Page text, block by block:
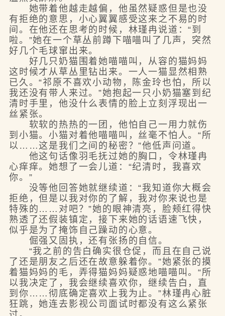
她带着他越走越偏，他虽然疑惑但是也没
有拒绝的意思，小心翼翼感受这来之不易的时
间。在他还在思考的时候，林瑾冉说道：“到
啦。”她在一个草丛前蹲下喵喵叫了几声，突然
好几个毛球窜出来。
好几只奶猫围着她喵喵叫，从容的猫妈妈
这时候才从草丛里钻出来。一人一猫显然相熟
已久。“祁原不喜欢小动物，陈金玲也怕，所以
我还没有带人来过。”她抱起一只小奶猫塞到纪
清时手里，他没什么表情的脸上立刻浮现出一
丝紧张。
软软的热热的一团，他怕自己一用力就伤
到小猫。小猫对着他喵喵叫，丝毫不怕人。“所
以……这是我们之间的秘密？”他低声问道。
他这句话像羽毛抚过她的胸口，令林瑾冉
心痒痒。她想了一会儿道：“纪清时，我喜欢
你。”
没等他回答她就继续道：“我知道你大概会
拒绝，但是以我对你的了解，我对你来说也是
特殊的……对吧？”她的眼神清亮，脸颊红得快
熟透了还假装镇定，接下来她的话语速飞快，
似乎是为了掩饰自己躁动的心意。
倔强又固执，还有张扬的自信。
“我之前的告白确实很仓促，而且在自己说
了还是朋友之后还在故意躲着你。”她紧张的摸
着猫妈妈的毛，弄得猫妈妈疑惑地喵喵叫。“所
以我决定了，我会继续喜欢你，继续告白，直
到你……彻底确定喜欢上我为止。”林瑾冉心脏
狂跳，她连去影视公司面试时都没有这么紧张